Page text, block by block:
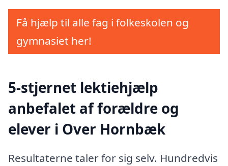
Få hjælp til alle fag i folkeskolen og
gymnasiet her!
5-stjernet lektiehjælp
anbefalet af forældre og
elever i Over Hornbæk
Resultaterne taler for sig selv. Hundredvis